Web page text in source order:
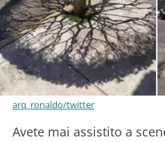
arq_ronaldo/twitter
Avete mai assistito a